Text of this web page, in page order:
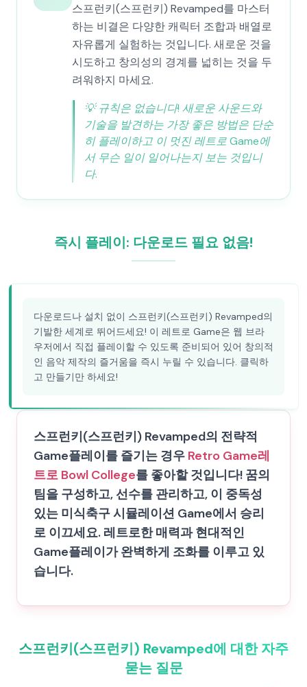
스프런키(스프런키) Revamped를 마스터
하는 비결은 다양한 캐릭터 조합과 배열로
자유롭게 실험하는 것입니다. 새로운 것을
시도하고 창의성의 경계를 넓히는 것을 두
려워하지 마세요.
💡규칙은 없습니다! 새로운 사운드와
기술을 발견하는 가장 좋은 방법은 단순
히 플레이하고 이 멋진 레트로 Game에
서 무슨 일이 일어나는지 보는 것입니
다.
즉시 플레이: 다운로드 필요 없음!
다운로드나 설치 없이 스프런키(스프런키) Revamped의
기발한 세계로 뛰어드세요! 이 레트로 Game은 웹 브라
우저에서 직접 플레이할 수 있도록 준비되어 있어 창의적
인 음악 제작의 즐거움을 즉시 누릴 수 있습니다. 클릭하
고 만들기만 하세요!
스프런키(스프런키) Revamped의 전략적
Game플레이를 즐기는 경우 Retro Game레
트로 Bowl College를 좋아할 것입니다! 꿈의
팀을 구성하고, 선수를 관리하고, 이 중독성
있는 미식축구 시뮬레이션 Game에서 승리
로 이끄세요. 레트로한 매력과 현대적인
Game플레이가 완벽하게 조화를 이루고 있
습니다.
스프런키(스프런키) Revamped에 대한 자주
묻는 질문